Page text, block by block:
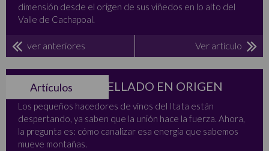
dimensión desde el origen de sus viñedos en lo alto del
Valle de Cachapoal.
ver anteriores Ver artículo
Artículos
ITATA… EMBOTELLADO EN ORIGEN
Los pequeños hacedores de vinos del Itata están
despertando, ya saben que la unión hace la fuerza. Ahora,
la pregunta es: cómo canalizar esa energía que sabemos
mueve montañas.